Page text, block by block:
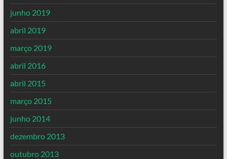
junho 2019
abril 2019
março 2019
abril 2016
abril 2015
março 2015
junho 2014
dezembro 2013
outubro 2013